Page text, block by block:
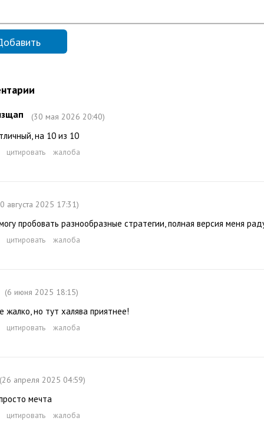
(30 мая 2026 20:40)
на 10 из 10
цитировать
жалоба
августа 2025 17:31)
пробовать разнообразные стратегии, полная версия меня
цитировать
жалоба
(6 июня 2025 18:15)
жалко, но тут халява приятнее!
цитировать
жалоба
(26 апреля 2025 04:59)
мечта
цитировать
жалоба